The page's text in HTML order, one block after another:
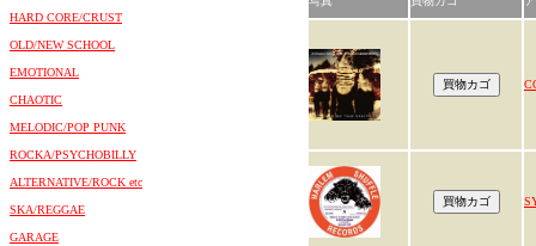
HARD CORE/CRUST
OLD/NEW SCHOOL
EMOTIONAL
CHAOTIC
MELODIC/POP PUNK
ROCKA/PSYCHOBILLY
ALTERNATIVE/ROCK etc
SKA/REGGAE
GARAGE